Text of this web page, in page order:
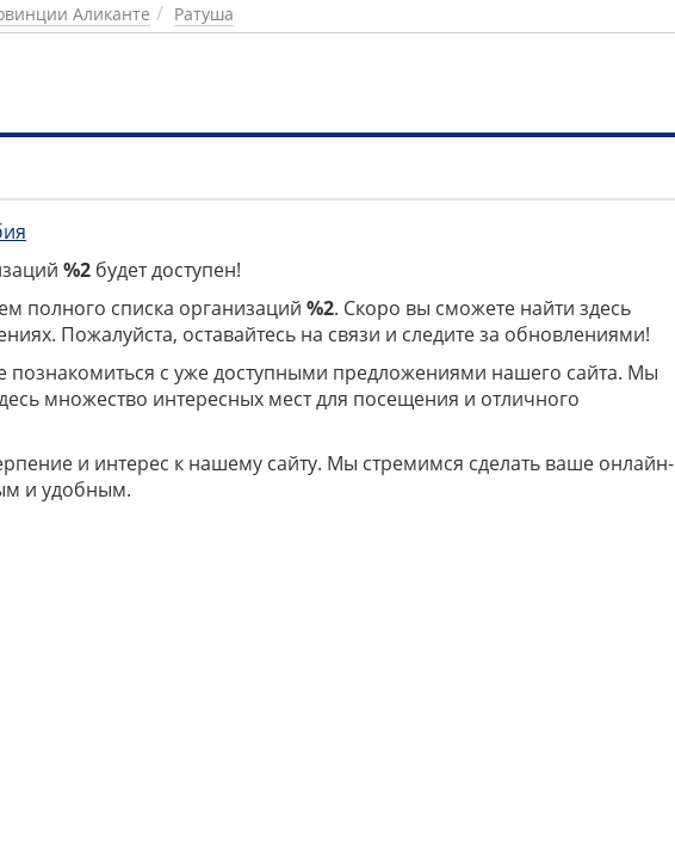
Аликанте Ратуша
%2 будет доступен!
полного списка организаций %2. Скоро вы сможете найти здесь
Пожалуйста, оставайтесь на связи и следите за обновлениями!
познакомиться с уже доступными предложениями нашего сайта. Мы
множество интересных мест для посещения и отличного
и интерес к нашему сайту. Мы стремимся сделать ваше онлайн-
и удобным.